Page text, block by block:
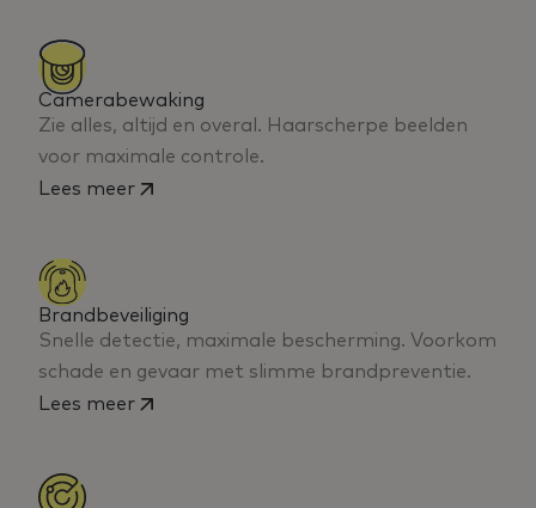
Camerabewaking
Zie alles, altijd en overal. Haarscherpe beelden
voor maximale controle.
Lees meer
Brandbeveiliging
Snelle detectie, maximale bescherming. Voorkom
schade en gevaar met slimme brandpreventie.
Lees meer